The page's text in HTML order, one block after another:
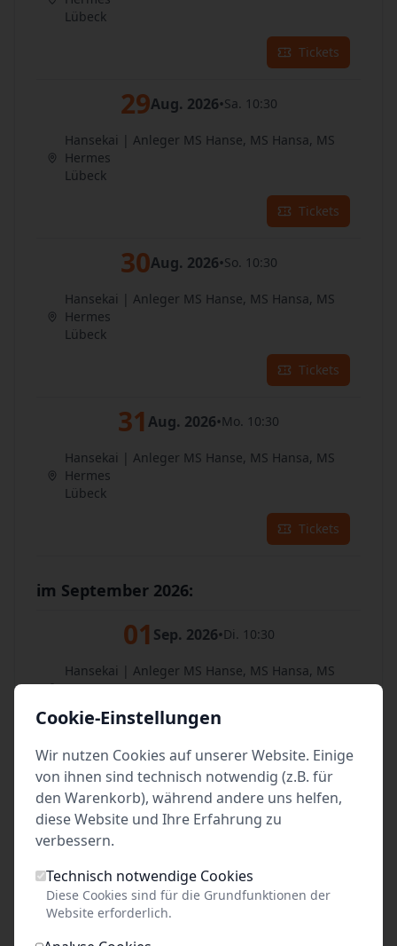
Lübeck
Tickets
29Aug. 2026•Sa. 10:30
Hansekai | Anleger MS Hanse, MS Hansa, MS
Hermes
Lübeck
Tickets
30Aug. 2026•So. 10:30
Hansekai | Anleger MS Hanse, MS Hansa, MS
Hermes
Lübeck
Tickets
31 Aug. 2026•Mo. 10:30
Hansekai | Anleger MS Hanse, MS Hansa, MS
Hermes
Lübeck
Tickets
im September 2026:
01 Sep. 2026•Di. 10:30
Hansekai | Anleger MS Hanse, MS Hansa, MS
Hermes
02Sep. 2026 •Mi. 10:30
Hansekai | Anleger MS Hanse, MS Hansa, MS
Hermes
Tickets
Cookie-Einstellungen
Wir nutzen Cookies auf unserer Website. Einige
von ihnen sind technisch notwendig (z.B. für
den Warenkorb), während andere uns helfen,
diese Website und Ihre Erfahrung zu
verbessern.
Technisch notwendige Cookies
Diese Cookies sind für die Grundfunktionen der
Website erforderlich.